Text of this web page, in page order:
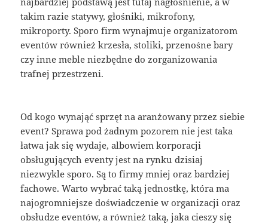
takim razie statywy, głośniki, mikrofony,
mikroporty. Sporo firm wynajmuje organizatorom
eventów również krzesła, stoliki, przenośne bary
czy inne meble niezbędne do zorganizowania
trafnej przestrzeni.
Od kogo wynająć sprzęt na aranżowany przez siebie
event? Sprawa pod żadnym pozorem nie jest taka
łatwa jak się wydaje, albowiem korporacji
obsługujących eventy jest na rynku dzisiaj
niezwykle sporo. Są to firmy mniej oraz bardziej
fachowe. Warto wybrać taką jednostkę, która ma
najogromniejsze doświadczenie w organizacji oraz
obsłudze eventów, a również taką, jaka cieszy się